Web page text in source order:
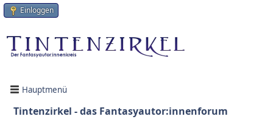
Einloggen
Hauptmenü
Tintenzirkel - das Fantasyautor:innenforum